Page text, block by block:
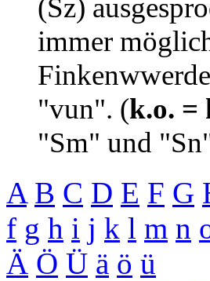
(Sz)
immer
"vun". (k.o. =
"Sm" und
A B C D E F G
f g h i j k l m n
Ä Ö Ü ä ö ü